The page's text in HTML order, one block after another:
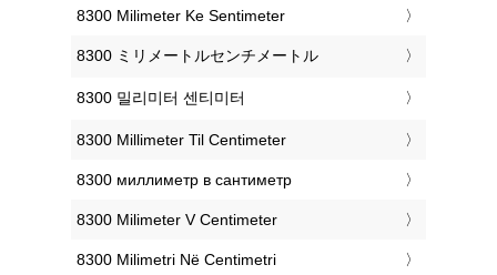
‎8300 Milimeter Ke Sentimeter
‎8300 ミリメートルセンチメートル
‎8300 밀리미터 센티미터
‎8300 Millimeter Til Centimeter
‎8300 миллиметр в сантиметр
‎8300 Milimeter V Centimeter
‎8300 Milimetri Në Centimetri